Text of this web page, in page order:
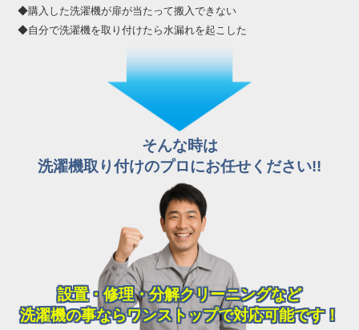
◆購入した洗濯機が扉が当たって搬入できない
◆自分で洗濯機を取り付けたら水漏れを起こした
そんな時は
洗濯機取り付けのプロにお任せください!!
設置・修理・分解クリーニングなど
洗濯機の事ならワンストップで対応可能です！